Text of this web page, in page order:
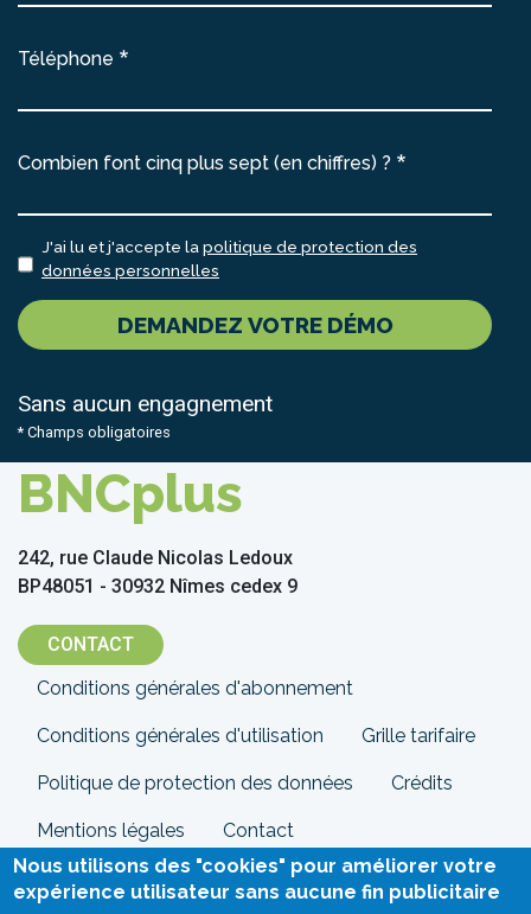
Téléphone
Combien font cinq plus sept (en chiffres) ?
J'ai lu et j'accepte la politique de protection des
données personnelles
DEMANDEZ VOTRE DÉMO
Sans aucun engagnement
* Champs obligatoires
BNCplus
242, rue Claude Nicolas Ledoux
BP48051 - 30932 Nîmes cedex 9
CONTACT
Menu
Pied
de
page
Conditions générales d'abonnement
Conditions générales d'utilisation Grille tarifaire
Politique de protection des données Crédits
Mentions légales
Contact
Nous utilisons des "cookies" pour améliorer votre
expérience utilisateur sans aucune fin publicitaire